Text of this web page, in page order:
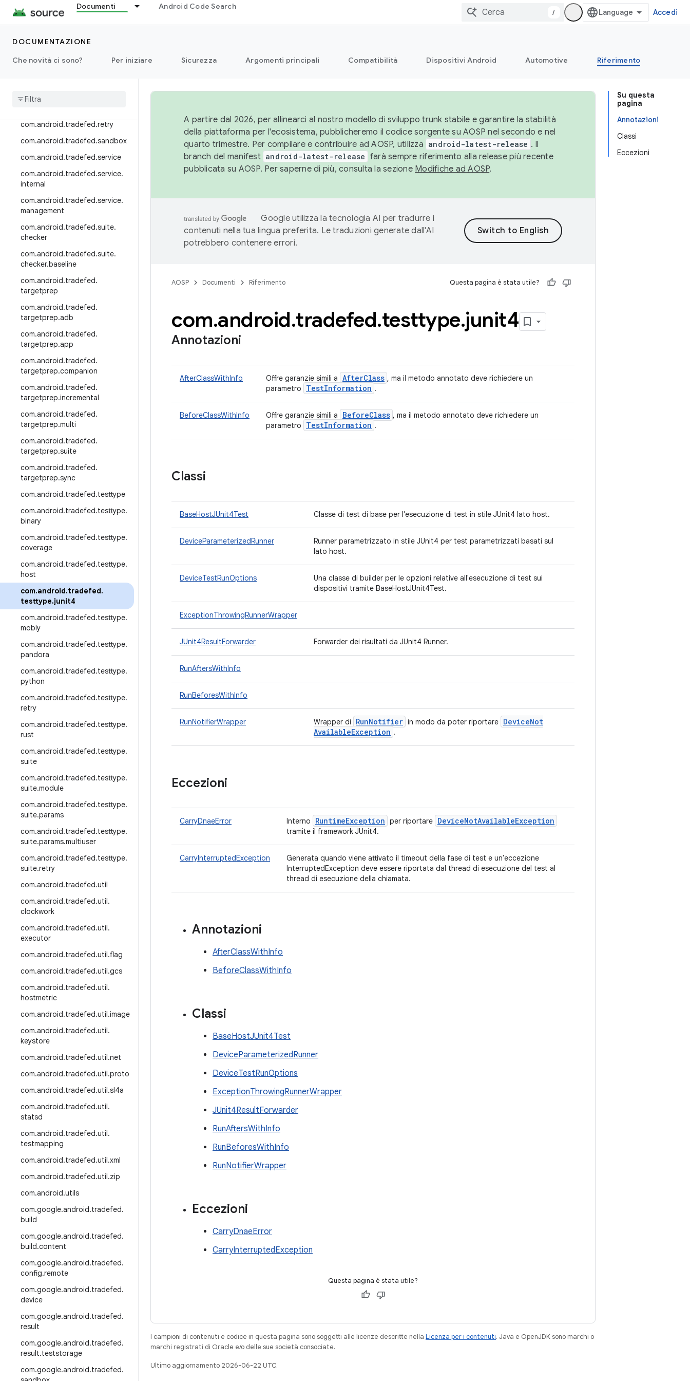
Documenti Android Code Search
/ Accedi
DOCUMENTAZIONE
Che novità ci sono?
Per iniziare Sicurezza Argomenti principali Compatibilità Dispositivi Android Automotive Riferimento
com.android.tradefed.result.res
ultdb.utils
com.android.tradefed.result.ret
com.android
com.android.tradefed.retry
com.android.tradefed.sandbox
com.android.tradefed.service
com.android.tradefed.service.
internal
com.android.tradefed.service.
management
com.android.tradefed.suite.
checker
com.android.tradefed.suite.
checker.baseline
com.android.tradefed.
targetprep
com.android.tradefed.
targetprep.adb
com.android.tradefed.
targetprep.app
com.android.tradefed.
targetprep.companion
com.android.tradefed.
targetprep.incremental
com.android.tradefed.
targetprep.multi
com.android.tradefed.
targetprep.suite
com.android.tradefed.
targetprep.sync
com.android.tradefed.testtype
com.android.tradefed.testtype.
binary
com.android.tradefed.testtype.
coverage
com.android.tradefed.testtype.
host
com.android.tradefed.
testtype.junit4
com.android.tradefed.testtype.
mobly
com.android.tradefed.testtype.
pandora
com.android.tradefed.testtype.
python
com.android.tradefed.testtype.
retry
com.android.tradefed.testtype.
rust
com.android.tradefed.testtype.
suite
com.android.tradefed.testtype.
suite.module
com.android.tradefed.testtype.
suite.params
com.android.tradefed.testtype.
suite.params.multiuser
com.android.tradefed.testtype.
suite.retry
com.android.tradefed.util
com.android.tradefed.util.
clockwork
com.android.tradefed.util.
executor
com.android.tradefed.util.flag
com.android.tradefed.util.gcs
com.android.tradefed.util.
hostmetric
com.android.tradefed.util.image
com.android.tradefed.util.
keystore
com.android.tradefed.util.net
com.android.tradefed.util.proto
com.android.tradefed.util.sl4a
com.android.tradefed.util.
statsd
com.android.tradefed.util.
testmapping
com.android.tradefed.util.xml
com.android.tradefed.util.zip
com.android.utils
com.google.android.tradefed.
build
com.google.android.tradefed.
build.content
com.google.android.tradefed.
config.remote
com.google.android.tradefed.
device
com.google.android.tradefed.
result
com.google.android.tradefed.
result.teststorage
com.google.android.tradefed.
Su questa
pagina
Annotazioni
Classi
Eccezioni
A partire dal 2026, per allinearci al nostro modello di sviluppo trunk stabile e garantire la stabilità
della piattaforma per l'ecosistema, pubblicheremo il codice sorgente su AOSP nel secondo e nel
quarto trimestre. Per compilare e contribuire ad AOSP, utilizza android-latest-release . Il
branch del manifest android-latest-release farà sempre riferimento alla release più recente
pubblicata su AOSP. Per saperne di più, consulta la sezione Modifiche ad AOSP.
Google utilizza la tecnologia AI per tradurre i
contenuti nella tua lingua preferita. Le traduzioni generate dall'AI
potrebbero contenere errori.
AOSP Documenti Riferimento Questa pagina è stata utile?
com.android.tradefed.testtype.junit4
Annotazioni
AfterClassWithInfo Offre garanzie simili a AfterClass , ma il metodo annotato deve richiedere un
parametro
TestInformation .
BeforeClassWithInfo Offre garanzie simili a BeforeClass , ma il metodo annotato deve richiedere un
parametro
TestInformation .
Classi
BaseHostJUnit4Test Classe di test di base per l'esecuzione di test in stile JUnit4 lato host.
DeviceParameterizedRunner
Runner parametrizzato in stile JUnit4 per test parametrizzati basati sul
lato host.
DeviceTestRunOptions
Una classe di builder per le opzioni relative all'esecuzione di test sui
dispositivi tramite BaseHostJUnit4Test.
ExceptionThrowingRunnerWrapper
JUnit4ResultForwarder Forwarder dei risultati da JUnit4 Runner.
RunAftersWithInfo
RunBeforesWithInfo
RunNotifierWrapper Wrapper di RunNotifier in modo da poter riportare DeviceNot
AvailableException .
Eccezioni
CarryDnaeError Interno RuntimeException per riportare DeviceNotAvailableException
tramite il framework JUnit4.
CarryInterruptedException
Generata quando viene attivato il timeout della fase di test e un'eccezione
InterruptedException deve essere riportata dal thread di esecuzione del test al
thread di esecuzione della chiamata.
Annotazioni
AfterClassWithInfo
BeforeClassWithInfo
Classi
BaseHostJUnit4Test
DeviceParameterizedRunner
DeviceTestRunOptions
ExceptionThrowingRunnerWrapper
JUnit4ResultForwarder
RunAftersWithInfo
RunBeforesWithInfo
RunNotifierWrapper
Eccezioni
CarryDnaeError
CarryInterruptedException
Questa pagina è stata utile?
I campioni di contenuti e codice in questa pagina sono soggetti alle licenze descritte nella Licenza per i contenuti. Java e OpenJDK sono marchi o
marchi registrati di Oracle e/o delle sue società consociate.
Ultimo aggiornamento 2026-06-22 UTC.